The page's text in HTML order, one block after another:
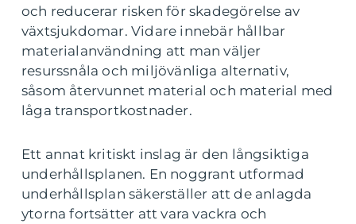
och reducerar risken för skadegörelse av
växtsjukdomar. Vidare innebär hållbar
materialanvändning att man väljer
resurssnåla och miljövänliga alternativ,
såsom återvunnet material och material med
låga transportkostnader.
Ett annat kritiskt inslag är den långsiktiga
underhållsplanen. En noggrant utformad
underhållsplan säkerställer att de anlagda
ytorna fortsätter att vara vackra och